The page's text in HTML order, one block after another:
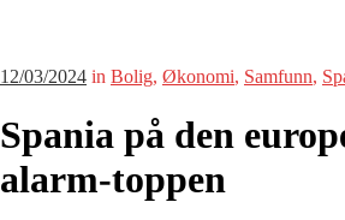
12/03/2024 in Bolig, Økonomi, Samfunn,
Spania på den
alarm-toppen